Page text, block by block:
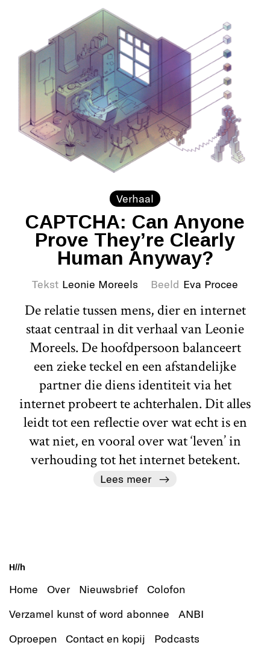
Verhaal
CAPTCHA: Can Anyone
Prove They’re Clearly
Human Anyway?
Tekst Leonie Moreels Beeld Eva Procee
De relatie tussen mens, dier en internet
staat centraal in dit verhaal van Leonie
Moreels. De hoofdpersoon balanceert
een zieke teckel en een afstandelijke
partner die diens identiteit via het
internet probeert te achterhalen. Dit alles
leidt tot een reflectie over wat echt is en
wat niet, en vooral over wat ‘leven’ in
verhouding tot het internet betekent.
Lees meer
H//h
Home Over Nieuwsbrief
Colofon
Verzamel kunst of word abonnee
ANBI
Oproepen
Contact en kopij Podcasts